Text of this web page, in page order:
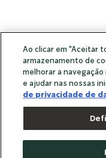
Ao clicar em "Aceitar
armazenamento de
melhorar a
e ajudar nas nossas
de privacidade de